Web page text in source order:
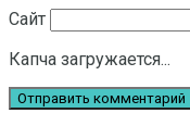
Сайт
Капча загружается...